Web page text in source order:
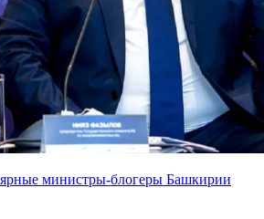
министры-блогеры Башкирии